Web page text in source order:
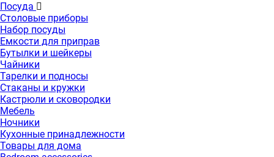
Посуда
Столовые приборы
Набор посуды
Емкости для приправ
Бутылки и шейкеры
Чайники
Тарелки и подносы
Стаканы и кружки
Кастрюли и сковородки
Мебель
Ночники
Кухонные принадлежности
Товары для дома